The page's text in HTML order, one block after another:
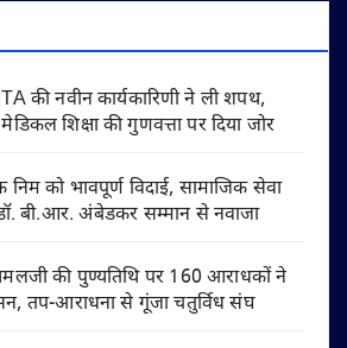
की नवीन कार्यकारिणी ने ली शपथ,
शिक्षा की गुणवत्ता पर दिया जोर
निम को भावपूर्ण विदाई, सामाजिक सेवा
बी.आर. अंबेडकर सम्मान से नवाजा
की पुण्यतिथि पर 160 आराधकों ने
तप-आराधना से गूंजा चतुर्विध संघ